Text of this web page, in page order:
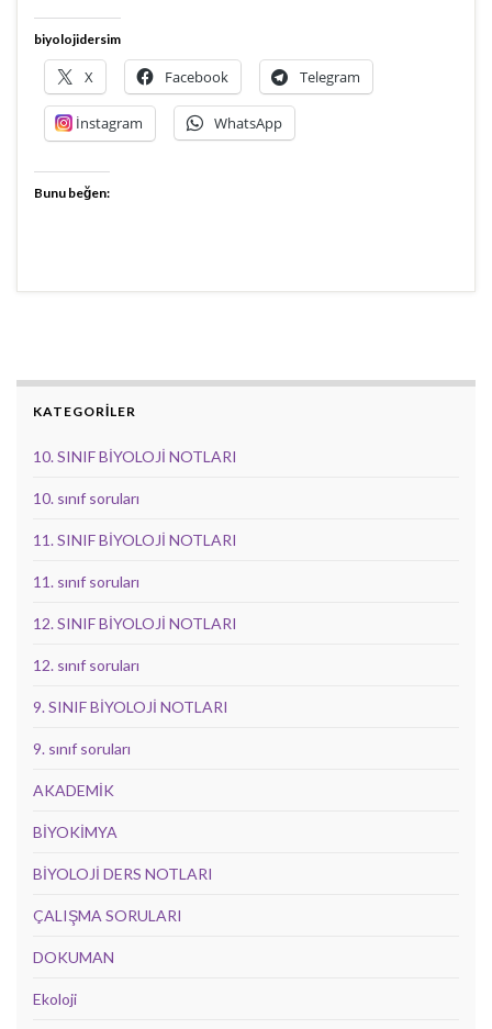
biyolojidersim
X Facebook Telegram
İnstagram WhatsApp
Bunu beğen:
KATEGORİLER
10. SINIF BİYOLOJİ NOTLARI
10. sınıf soruları
11. SINIF BİYOLOJİ NOTLARI
11. sınıf soruları
12. SINIF BİYOLOJİ NOTLARI
12. sınıf soruları
9. SINIF BİYOLOJİ NOTLARI
9. sınıf soruları
AKADEMİK
BİYOKİMYA
BİYOLOJİ DERS NOTLARI
ÇALIŞMA SORULARI
DOKUMAN
Ekoloji